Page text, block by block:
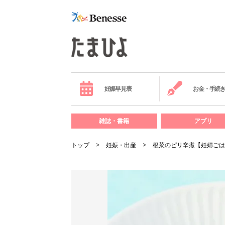
妊娠早見表 お金・手続き
雑誌・書籍 アプリ
トップ 妊娠・出産 根菜のピリ辛煮【妊婦ご